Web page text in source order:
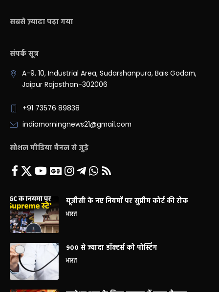
सबसे ज़्यादा पढ़ा गया
संपर्क सूत्र
A-9, 10, Industrial Area, Sudarshanpura, Bais Godam,
Jaipur Rajasthan-302006
+91 73576 89838
indiamorningnews21@gmail.com
सोशल मीडिया चैनल से जुड़े
यूजीसी के नए नियमों पर सुप्रीम कोर्ट की रोक
भारत
900 से ज्यादा डॉक्टर्स को पोस्टिंग
भारत